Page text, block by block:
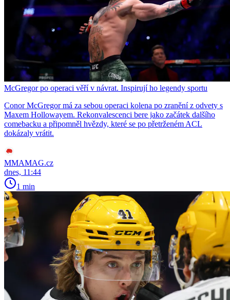
McGregor po operaci věří v návrat. Inspirují ho legendy sportu
Conor McGregor má za sebou operaci kolena po zranění z odvety s
Maxem Hollowayem. Rekonvalescenci bere jako začátek dalšího
comebacku a připomněl hvězdy, které se po přetrženém ACL
dokázaly vrátit.
MMAMAG.cz
dnes, 11:44
1 min